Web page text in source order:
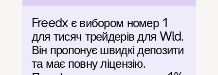
Freedx є вибором номер 1
для тисяч трейдерів для Wld.
Він пропонує швидкі депозити
та має повну ліцензію.